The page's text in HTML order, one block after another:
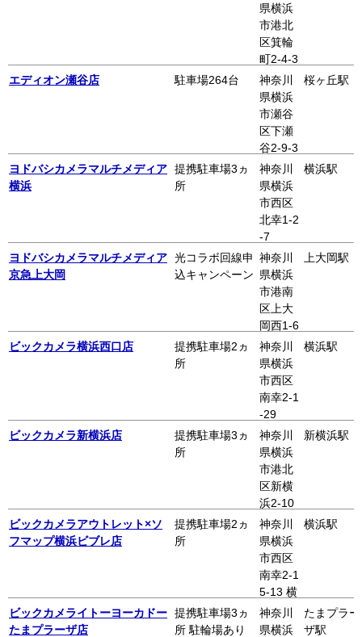
県横浜
市港北
区箕輪
町2-4-3
7
エディオン瀬谷店 駐車場264台
神奈川
県横浜
市瀬谷
区下瀬
谷2-9-3
2F
桜ヶ丘駅
ヨドバシカメラマルチメディア
横浜
提携駐車場3ヵ
所
神奈川
県横浜
市西区
北幸1-2
-7
横浜駅
ヨドバシカメラマルチメディア
京急上大岡
光コラボ回線申
込キャンペーン
神奈川
県横浜
市港南
区上大
岡西1-6
-1
上大岡駅
ビックカメラ横浜西口店
提携駐車場2ヵ
所
神奈川
県横浜
市西区
南幸2-1
-29
横浜駅
ビックカメラ新横浜店
提携駐車場3ヵ
所
神奈川
県横浜
市港北
区新横
浜2-10
0-45 キ
ュービ
ックプ
ラザ新
横浜3F
～9F
新横浜駅
ビックカメラアウトレット×ソ
フマップ横浜ビブレ店
提携駐車場2ヵ
所
神奈川
県横浜
市西区
南幸2-1
5-13 横
浜ビブ
レ7F
横浜駅
ビックカメライトーヨーカドー
たまプラーザ店
提携駐車場3ヵ
所 駐輪場あり
神奈川
県横浜
たまプラー
ザ駅